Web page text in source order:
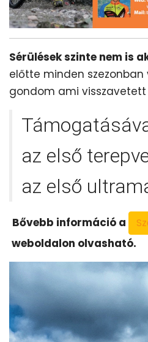
Sérülések szinte nem is
előtte minden szezonban
gondom ami visszavetett
az első
az első
Bővebb információ a
weboldalon olvasható.